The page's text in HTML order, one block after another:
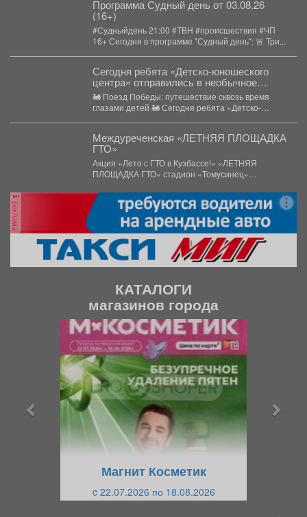
Программа Судный день от 03.08.26
(16+)
#Судныйдень 21:00 #ТВН #происшествия #ЧП
16+ Сегодня в программе "Судный день": 🚨 Три...
Сегодня ребята «Детско-юношеского
центра» отправились в необычное
путешествие - на борт «Поезда
Победы».
🚂 Поезд Победы: путешествие сквозь время
глазами детей 🚂 Сегодня ребята «Детско-
Междуреченская «ЛЕТНЯЯ ПЛОЩАДКА
ГТО»
Акция «Лето с ГТО в Кузбассе!» «ЛЕТНЯЯ
ПЛОЩАДКА ГТО» стадион «Томусинец»
реклама
КАТАЛОГИ
магазинов города
Магнит Косметик
c 22.07.2026 по 18.08.2026